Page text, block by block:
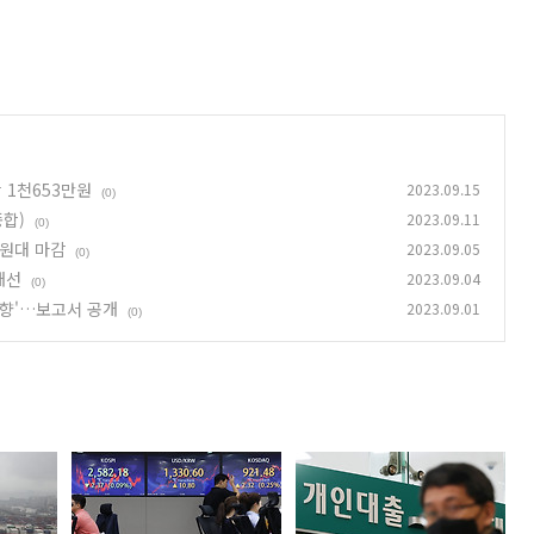
1천653만원 (0) 2023.09.15
) (0) 2023.09.11
대 마감 (0) 2023.09.05
선 (0) 2023.09.04
'…보고서 공개 (0) 2023.09.01